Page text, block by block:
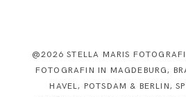
@2026 STELLA MARIS
FOTOGRAFIN IN MAGDEBURG,
HAVEL, POTSDAM & BERLIN,